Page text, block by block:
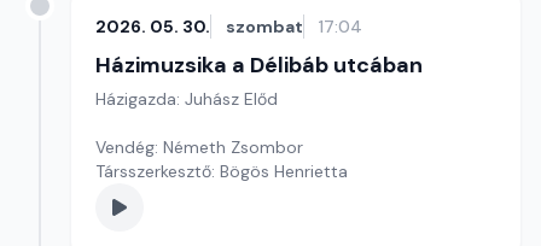
2026. 05. 30. szombat 17:04
Házimuzsika a Délibáb utcában
Házigazda: Juhász Előd
Vendég: Németh Zsombor
Társszerkesztő: Bögös Henrietta